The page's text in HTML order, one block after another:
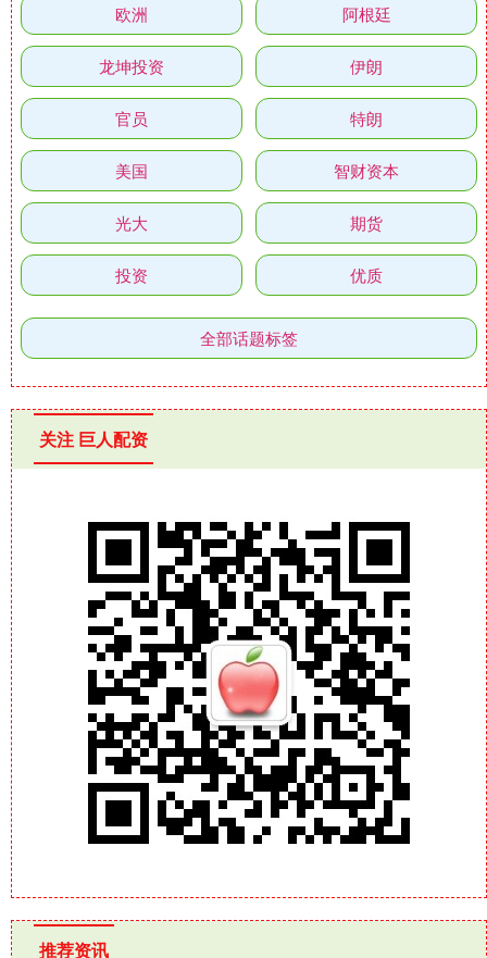
欧洲 阿根廷
龙坤投资 伊朗
官员 特朗
美国 智财资本
光大 期货
投资 优质
全部话题标签
关注 巨人配资
推荐资讯